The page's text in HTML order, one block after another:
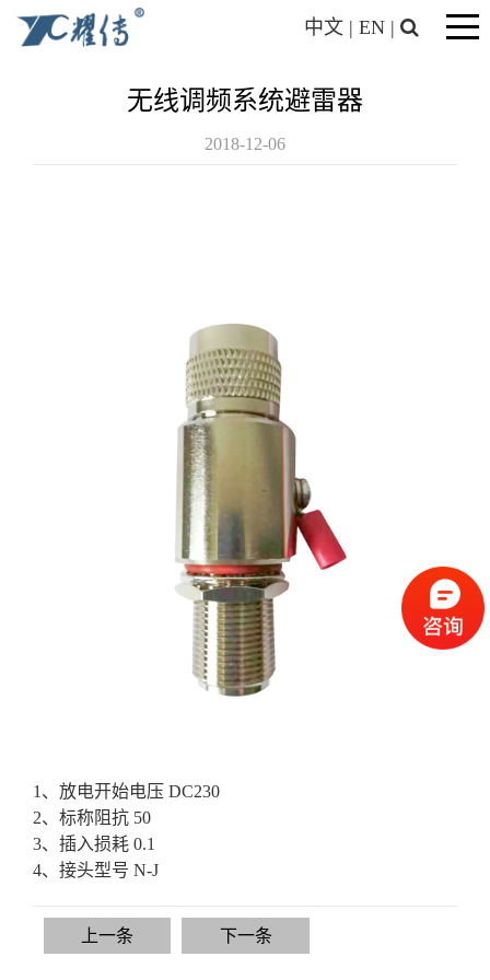
中文 | EN |
无线调频系统避雷器
2018-12-06
1、放电开始电压 DC230
2、标称阻抗 50
3、插入损耗 0.1
4、接头型号 N-J
上一条 下一条